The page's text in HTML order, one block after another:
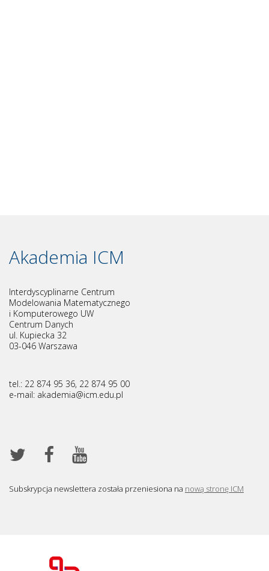
Akademia ICM
Interdyscyplinarne Centrum
Modelowania Matematycznego
i Komputerowego UW
Centrum Danych
ul. Kupiecka 32
03-046 Warszawa
tel.: 22 874 95 36, 22 874 95 00
e-mail: akademia@icm.edu.pl
Subskrypcja newslettera została przeniesiona na nową stronę ICM